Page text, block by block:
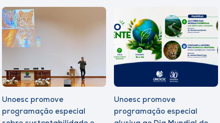
Unoesc promove
programação especial
Unoesc promove
programação especial